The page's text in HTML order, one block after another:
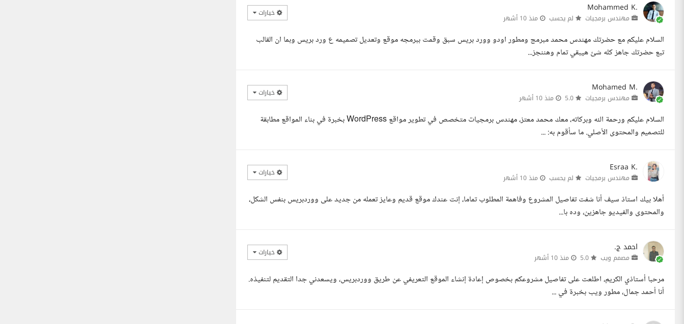
Mohammed K.
مهندس برمجيات لم يحسب منذ 10 أشهر خيارات
السلام عليكم مع حضرتك مهندس محمد مبرمج ومطور اودو وورد بريس سبق وقمت ببرمجه موقع وتعديل تصميمه ع ورد بريس وبما ان القالب
تبع حضرتك جاهز كله شئ هيبقي تمام وهننجز...
Mohamed M.
مهندس برمجيات منذ 10 أشهر خيارات
السلام عليكم ورحمة الله وبركاته، معك محمد معتز، مهندس برمجيات متخصص في تطوير مواقع WordPress بخبرة في بناء المواقع مطابقة
للتصميم والمحتوى الأصلي. ما سأقوم به: ...
Esraa K.
مهندس برمجيات لم يحسب منذ 10 أشهر خيارات
أهلا بيك استاذ سيف أنا شفت تفاصيل المشروع وفاهمة المطلوب تماما، إنت عندك موقع قديم وعايز تعمله من جديد على ووردبريس بنفس الشكل،
والمحتوى والفيديو جاهزين، وده با...
احمد ج.
مصمم ويب منذ 10 أشهر خيارات
مرحبا أستاذي الكريم، اطلعت على تفاصيل مشروعكم بخصوص إعادة إنشاء الموقع التعريفي عن طريق ووردبريس، ويسعدني جدا التقديم لتنفيذه.
أنا أحمد جمال، مطور ويب بخبرة في ...